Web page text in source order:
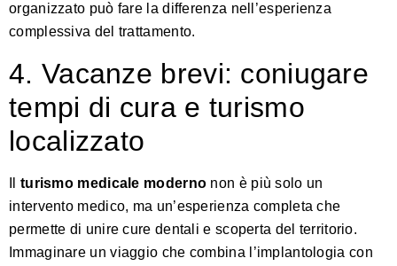
organizzato può fare la differenza nell’esperienza
complessiva del trattamento.
4. Vacanze brevi: coniugare
tempi di cura e turismo
localizzato
turismo medicale moderno non è più solo un
intervento medico, ma un’esperienza completa che
permette di unire cure dentali e scoperta del territorio.
Immaginare un viaggio che combina l’implantologia con